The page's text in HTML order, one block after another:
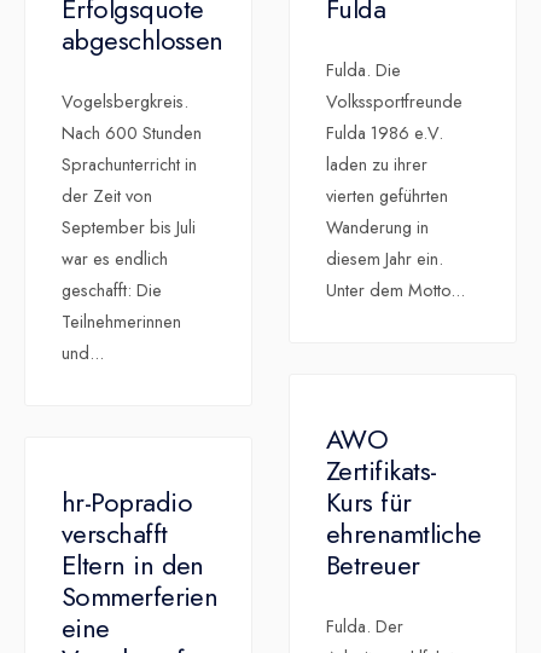
Erfolgsquote
abgeschlossen
Vogelsbergkreis.
Nach 600 Stunden
Sprachunterricht in
der Zeit von
September bis Juli
war es endlich
geschafft: Die
Teilnehmerinnen
und...
Fulda
Fulda. Die
Volkssportfreunde
Fulda 1986 e.V.
laden zu ihrer
vierten geführten
Wanderung in
diesem Jahr ein.
Unter dem Motto...
AWO
Zertifikats-
Kurs für
ehrenamtliche
Betreuer
Fulda. Der
hr-Popradio
verschafft
Eltern in den
Sommerferien
eine